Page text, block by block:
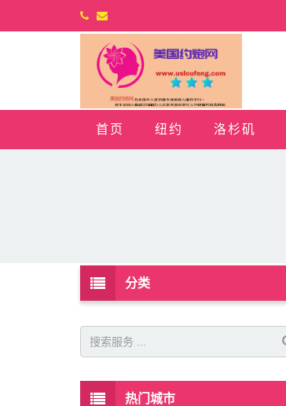
首页 纽约 洛杉矶
分类
热门城市